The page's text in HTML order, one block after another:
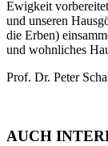
Ewigkeit
und unseren
die Erben)
und wohnliches
Prof. Dr. Peter
AUCH